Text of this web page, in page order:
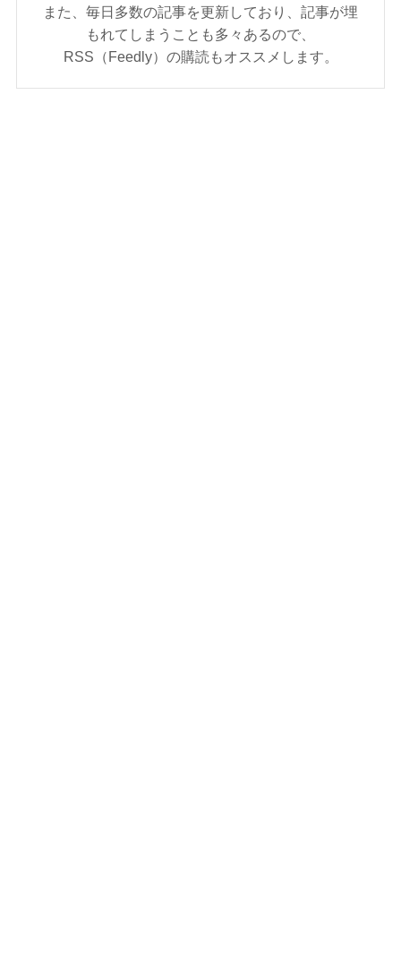
また、毎日多数の記事を更新しており、記事が埋
もれてしまうことも多々あるので、
RSS（Feedly）の購読もオススメします。